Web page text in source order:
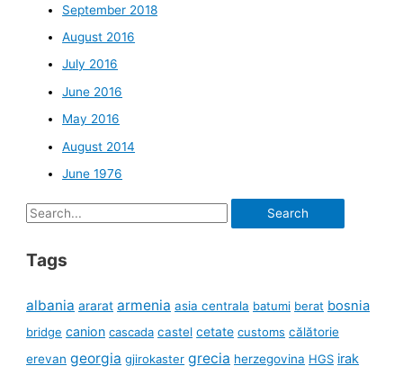
September 2018
August 2016
July 2016
June 2016
May 2016
August 2014
June 1976
Search
Tags
albania ararat armenia asia centrala batumi berat bosnia
bridge canion cascada castel cetate customs călătorie
erevan georgia gjirokaster grecia herzegovina HGS irak